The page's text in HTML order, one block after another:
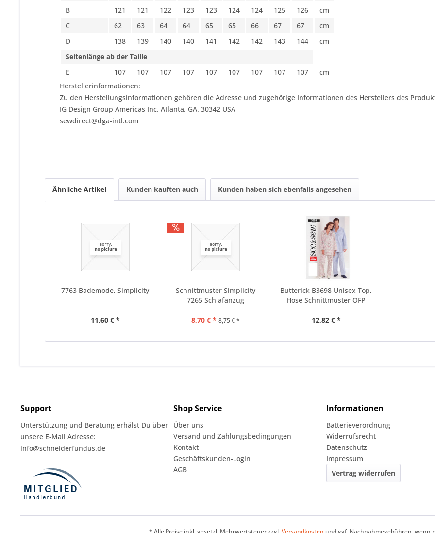
B
121 121 122 123 123 124 124 125 126
cm
C
62 63 64 64 65 65 66 67 67
cm
D
138 139 140 140 141 142 142 143 144
cm
Seitenlänge ab der Taille
E
107 107 107 107 107 107 107 107 107
cm
Herstellerinformationen:
Zu den Herstellungsinformationen gehören die Adresse und zugehörige Informationen des Herstellers des
IG Design Group Americas Inc. Atlanta. GA. 30342 USA
sewdirect@dga-intl.com
Ähnliche Artikel Kunden kauften auch Kunden haben sich ebenfalls angesehen
7763 Bademode, Simplicity
11,60 € *
Schnittmuster Simplicity
7265 Schlafanzug
8,70 € * 8,75 € *
Butterick B3698 Unisex Top,
Hose Schnittmuster OFP
12,82 € *
Support
Unterstützung und Beratung erhälst Du über
unsere E-Mail Adresse:
info@schneiderfundus.de
Shop Service
Über uns
Versand und Zahlungsbedingungen
Kontakt
Geschäftskunden-Login
AGB
Informationen
Batterieverordnung
Widerrufsrecht
Datenschutz
Impressum
Vertrag widerrufen